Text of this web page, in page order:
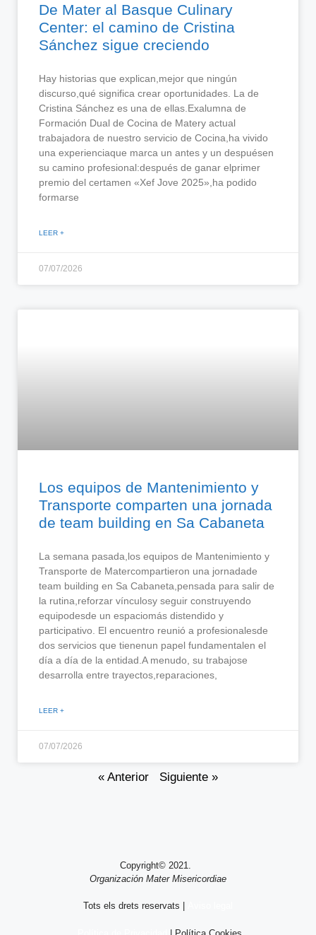
De Mater al Basque Culinary
Center: el camino de Cristina
Sánchez sigue creciendo
Hay historias que explican,mejor que ningún
discurso,qué significa crear oportunidades. La de
Cristina Sánchez es una de ellas.Exalumna de
Formación Dual de Cocina de Matery actual
trabajadora de nuestro servicio de Cocina,ha vivido
una experienciaque marca un antes y un despuésen
su camino profesional:después de ganar elprimer
premio del certamen «Xef Jove 2025»,ha podido
formarse
LEER +
07/07/2026
Los equipos de Mantenimiento y
Transporte comparten una jornada
de team building en Sa Cabaneta
La semana pasada,los equipos de Mantenimiento y
Transporte de Matercompartieron una jornadade
team building en Sa Cabaneta,pensada para salir de
la rutina,reforzar vínculosy seguir construyendo
equipodesde un espaciomás distendido y
participativo. El encuentro reunió a profesionalesde
dos servicios que tienenun papel fundamentalen el
día a día de la entidad.A menudo, su trabajose
desarrolla entre trayectos,reparaciones,
LEER +
07/07/2026
« Anterior Siguiente »
Copyright© 2021.
Organización Mater Misericordiae
Tots els drets reservats |